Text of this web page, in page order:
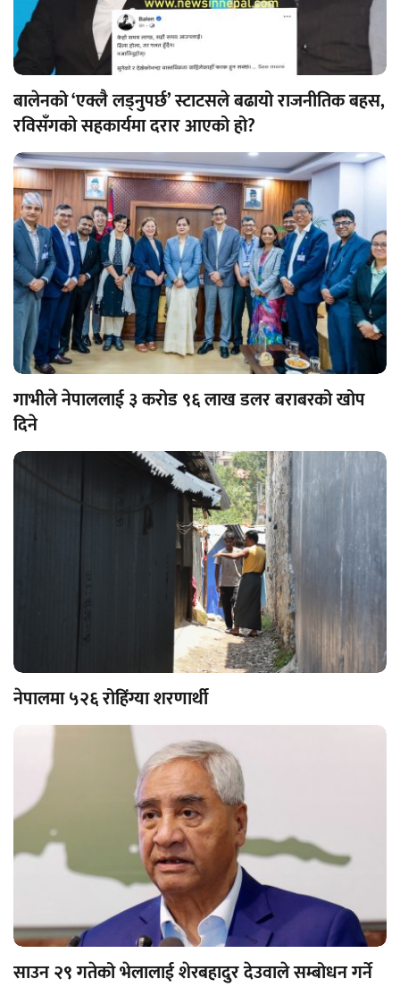
बालेनको ‘एक्लै लड्नुपर्छ’ स्टाटसले बढायो राजनीतिक बहस,
रविसँगको सहकार्यमा दरार आएको हो?
गाभीले नेपाललाई ३ करोड ९६ लाख डलर बराबरको खोप
दिने
नेपालमा ५२६ रोहिंग्या शरणार्थी
साउन २९ गतेको भेलालाई शेरबहादुर देउवाले सम्बोधन गर्ने